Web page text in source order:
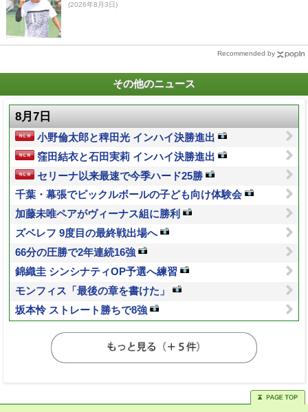
(2026年8月3日)
Recommended by
その他のニュース
8月7日
小野倫太郎と稗田光 インハイ決勝進出
窪田結衣と石田実莉 インハイ決勝進出
セリーナ以来最速で今季ハード25勝
千葉・幕張でピックルボールの子ども向け体験会
加藤未唯ペアがヴィーナス組に勝利
ズベレフ 9度目の最終戦出場へ
66分の圧勝で2年連続16強
錦織圭 シンシナティOP予選へ練習
モンフィス「最後の章を書けた」
坂本怜 ストレート勝ちで8強